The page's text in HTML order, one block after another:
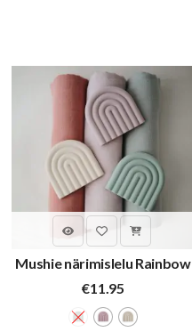
Mushie närimislelu Rainbow
€11.95